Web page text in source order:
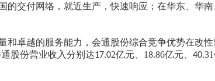
交付网络，就近生产，快速响应；在华东、华
卓越的服务能力，会通股份综合竞争优势在改
通 股份营业收入分别 达17.02亿元、 18.86亿元 40.31